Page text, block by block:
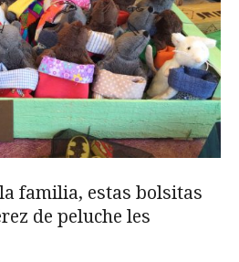
familia, estas bolsitas
de peluche les